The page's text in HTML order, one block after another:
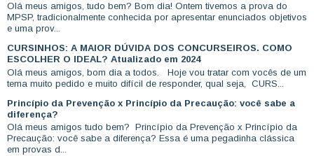
Olá meus amigos, tudo bem? Bom dia! Ontem tivemos a prova do
MPSP, tradicionalmente conhecida por apresentar enunciados objetivos
e uma prov...
CURSINHOS: A MAIOR DÚVIDA DOS CONCURSEIROS. COMO
ESCOLHER O IDEAL? Atualizado em 2024
Olá meus amigos, bom dia a todos. Hoje vou tratar com vocês de um
tema muito pedido e muito difícil de responder, qual seja, CURS...
Princípio da Prevenção x Princípio da Precaução: você sabe a
diferença?
Olá meus amigos tudo bem? Princípio da Prevenção x Princípio da
Precaução: você sabe a diferença? Essa é uma pegadinha clássica
em provas d...